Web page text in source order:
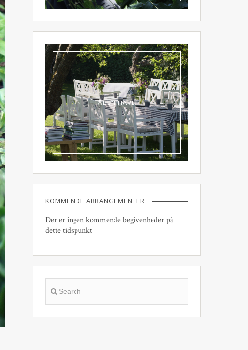
ÅBEN HAVE
KOMMENDE ARRANGEMENTER
Der er ingen kommende begivenheder på
dette tidspunkt